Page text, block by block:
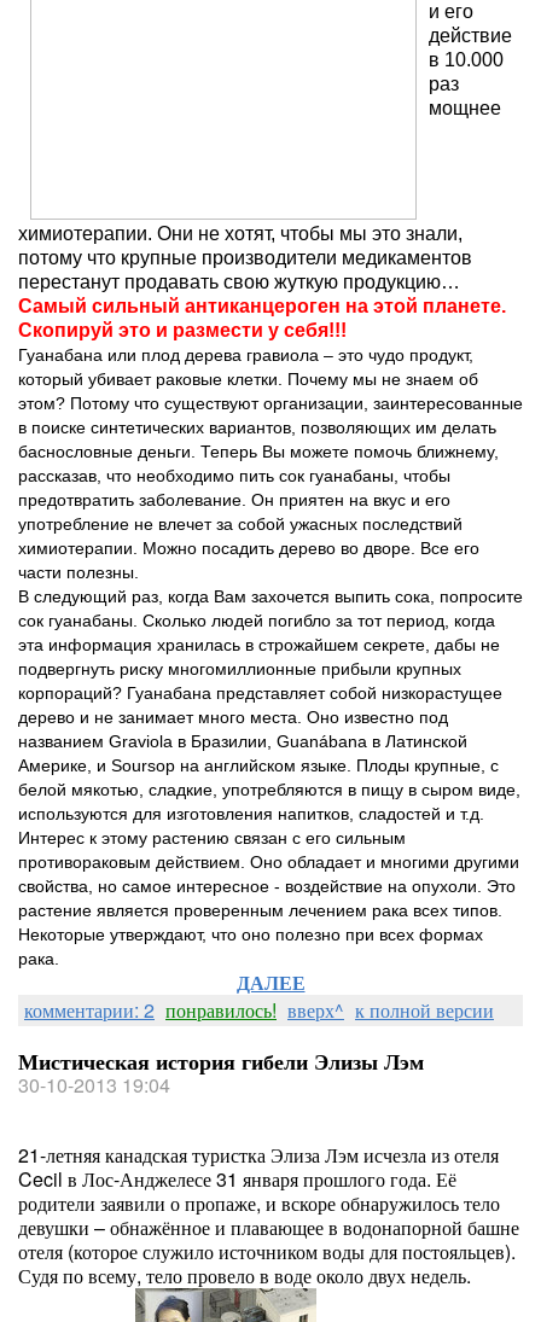
и его
действие
в 10.000
раз
мощнее
химиотерапии. Они не хотят, чтобы мы это знали,
потому что крупные производители медикаментов
перестанут продавать свою жуткую продукцию…
Самый сильный антиканцероген на этой планете.
Скопируй это и размести у себя!!!
Гуанабана или плод дерева гравиола – это чудо продукт,
который убивает раковые клетки. Почему мы не знаем об
этом? Потому что существуют организации, заинтересованные
в поиске синтетических вариантов, позволяющих им делать
баснословные деньги. Теперь Вы можете помочь ближнему,
рассказав, что необходимо пить сок гуанабаны, чтобы
предотвратить заболевание. Он приятен на вкус и его
употребление не влечет за собой ужасных последствий
химиотерапии. Можно посадить дерево во дворе. Все его
части полезны.
В следующий раз, когда Вам захочется выпить сока, попросите
сок гуанабаны. Сколько людей погибло за тот период, когда
эта информация хранилась в строжайшем секрете, дабы не
подвергнуть риску многомиллионные прибыли крупных
корпораций? Гуанабана представляет собой низкорастущее
дерево и не занимает много места. Оно известно под
названием Graviola в Бразилии, Guanábana в Латинской
Америке, и Soursop на английском языке. Плоды крупные, с
белой мякотью, сладкие, употребляются в пищу в сыром виде,
используются для изготовления напитков, сладостей и т.д.
Интерес к этому растению связан с его сильным
противораковым действием. Оно обладает и многими другими
свойства, но самое интересное - воздействие на опухоли. Это
растение является проверенным лечением рака всех типов.
Некоторые утверждают, что оно полезно при всех формах
рака.
ДАЛЕЕ
комментарии: 2 понравилось! вверх^ к полной версии
Мистическая история гибели Элизы Лэм
30-10-2013 19:04
21-летняя канадская туристка Элиза Лэм исчезла из отеля
Cecil в Лос-Анджелесе 31 января прошлого года. Её
родители заявили о пропаже, и вскоре обнаружилось тело
девушки – обнажённое и плавающее в водонапорной башне
отеля (которое служило источником воды для постояльцев).
Судя по всему, тело провело в воде около двух недель.